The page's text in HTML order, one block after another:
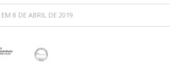
EM 8 DE ABRIL DE 2019